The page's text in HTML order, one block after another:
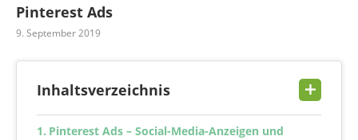
Pinterest Ads
9. September 2019
Inhaltsverzeichnis
Pinterest Ads – Social-Media-Anzeigen und